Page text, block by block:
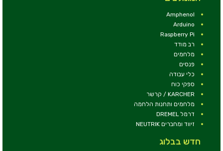
Amphenol
Arduino
Raspberry Pi
רב מודד
מלחמים
פנסים
כלי עבודה
ספקי כוח
KARCHER / קרשר
מלחמים ותחנות הלחמה
דרמל DREMEL
זיווד ומחברים NEUTRIK
חדש בבלוג